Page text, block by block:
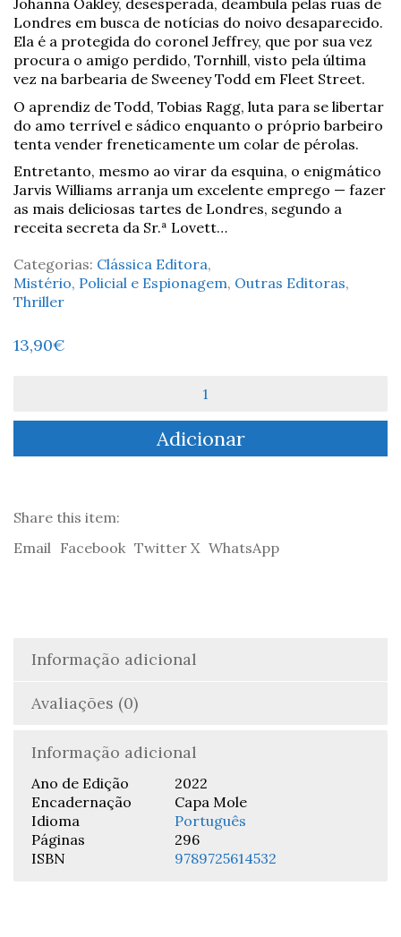
Johanna Oakley, desesperada, deambula pelas ruas de
Londres em busca de notícias do noivo desaparecido.
Ela é a protegida do coronel Jeffrey, que por sua vez
procura o amigo perdido, Tornhill, visto pela última
vez na barbearia de Sweeney Todd em Fleet Street.
O aprendiz de Todd, Tobias Ragg, luta para se libertar
do amo terrível e sádico enquanto o próprio barbeiro
tenta vender freneticamente um colar de pérolas.
Entretanto, mesmo ao virar da esquina, o enigmático
Jarvis Williams arranja um excelente emprego — fazer
as mais deliciosas tartes de Londres, segundo a
receita secreta da Sr.ª Lovett…
Categorias: Clássica Editora,
Mistério, Policial e Espionagem, Outras Editoras,
Thriller
13,90€
Sweeney
O
de
Street
Adicionar
Share this item:
Email Facebook Twitter X WhatsApp
Informação adicional
Avaliações (0)
Informação adicional
Ano de Edição
2022
Encadernação
Capa Mole
Idioma
Português
Páginas
296
ISBN
9789725614532